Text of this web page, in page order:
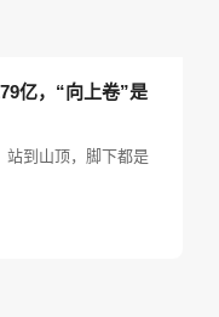
亿，“向上卷”是
站到山顶，脚下都是